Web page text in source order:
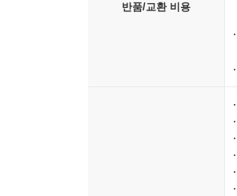
그중에는 제도적 지원이
24시간 활동지원이 중단
채 못 살고 떠난 한민희씨
들다가도 도무지 지칠 수가
“활동하다 보면 지치고
있으니까 이렇게 지치기라
운동은 삶을 구할 수 있을
반품/교환 비용